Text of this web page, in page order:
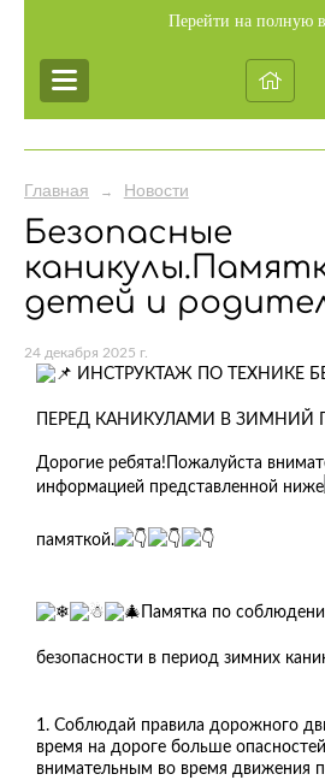
Перейти на полную
Главная → Новости
Безопасные
детей и
24 декабря 2025 г.
ИНСТРУКТАЖ ПО ТЕХНИКЕ
ПЕРЕД КАНИКУЛАМИ В ЗИМНИЙ
Дорогие ребята!Пожалуйста
информацией представленной ниже
памяткой.
Памятка по
безопасности в период зимних
1. Соблюдай правила дорожного
время на дороге больше
внимательным во время движения